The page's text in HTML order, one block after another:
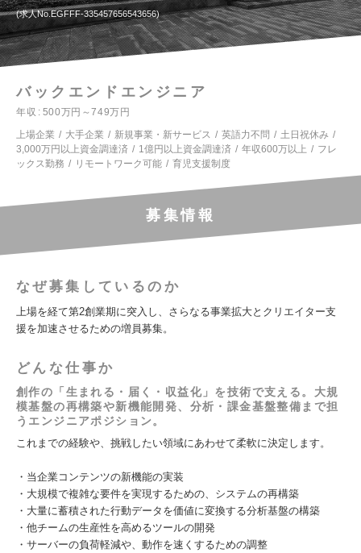
求人No.EGFFF-335457656543656
バックエンドエンジニア
年収
500万円～749万円
上場企業
大手企業 新規事業・新サービス 英語力不問
土日祝休み
3,000万円以上資金調達済
1億円以上資金調達済 年収600万以上
フレ
ックス勤務
リモートワーク可能 育児支援制度
募集情報
なぜ募集しているのか
上場を経て第2創業期に突入し、さらなる事業拡大とクリエイター支
援を加速させるための増員募集。
どんな仕事か
創作の「生まれる・届く・収益化」を技術で支える。大規
模基盤の再構築や新機能開発、分析・課金基盤整備まで担
うエンジニアポジション。
これまでの経験や、挑戦したい領域にあわせて柔軟に決定します。
・当企業コンテンツの新機能の実装
・大規模で複雑な要件を実現するための、システムの再構築
・大量に蓄積された行動データを価値に変換する分析基盤の構築
・他チームの生産性を高めるツールの開発
・サーバーの負荷軽減や、動作を速くするための調整